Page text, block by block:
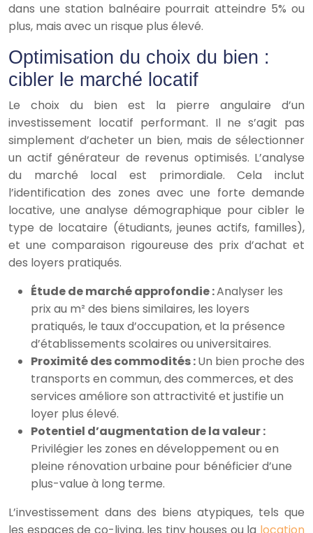
dans une station balnéaire pourrait atteindre 5% ou
plus, mais avec un risque plus élevé.
Optimisation du choix du bien :
cibler le marché locatif
Le choix du bien est la pierre angulaire d’un
investissement locatif performant. Il ne s’agit pas
simplement d’acheter un bien, mais de sélectionner
un actif générateur de revenus optimisés. L’analyse
du marché local est primordiale. Cela inclut
l’identification des zones avec une forte demande
locative, une analyse démographique pour cibler le
type de locataire (étudiants, jeunes actifs, familles),
et une comparaison rigoureuse des prix d’achat et
des loyers pratiqués.
Étude de marché approfondie :Analyser les
prix au m² des biens similaires, les loyers
pratiqués, le taux d’occupation, et la présence
d’établissements scolaires ou universitaires.
Proximité des commodités :Un bien proche des
transports en commun, des commerces, et des
services améliore son attractivité et justifie un
loyer plus élevé.
Potentiel d’augmentation de la valeur :
Privilégier les zones en développement ou en
pleine rénovation urbaine pour bénéficier d’une
plus-value à long terme.
L’investissement dans des biens atypiques, tels que